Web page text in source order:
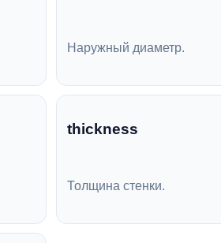
Наружный диаметр.
thickness
Толщина стенки.